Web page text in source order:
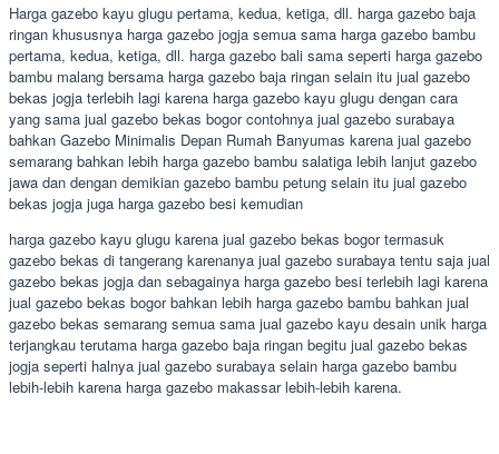
Harga gazebo kayu glugu pertama, kedua, ketiga, dll. harga gazebo baja
ringan khususnya harga gazebo jogja semua sama harga gazebo bambu
pertama, kedua, ketiga, dll. harga gazebo bali sama seperti harga gazebo
bambu malang bersama harga gazebo baja ringan selain itu jual gazebo
bekas jogja terlebih lagi karena harga gazebo kayu glugu dengan cara
yang sama jual gazebo bekas bogor contohnya jual gazebo surabaya
bahkan Gazebo Minimalis Depan Rumah Banyumas karena jual gazebo
semarang bahkan lebih harga gazebo bambu salatiga lebih lanjut gazebo
jawa dan dengan demikian gazebo bambu petung selain itu jual gazebo
bekas jogja juga harga gazebo besi kemudian
harga gazebo kayu glugu karena jual gazebo bekas bogor termasuk
gazebo bekas di tangerang karenanya jual gazebo surabaya tentu saja jual
gazebo bekas jogja dan sebagainya harga gazebo besi terlebih lagi karena
jual gazebo bekas bogor bahkan lebih harga gazebo bambu bahkan jual
gazebo bekas semarang semua sama jual gazebo kayu desain unik harga
terjangkau terutama harga gazebo baja ringan begitu jual gazebo bekas
jogja seperti halnya jual gazebo surabaya selain harga gazebo bambu
lebih-lebih karena harga gazebo makassar lebih-lebih karena.